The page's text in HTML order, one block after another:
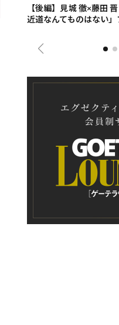
海最
【後編】見城 徹×藤田
近道なんてものはない